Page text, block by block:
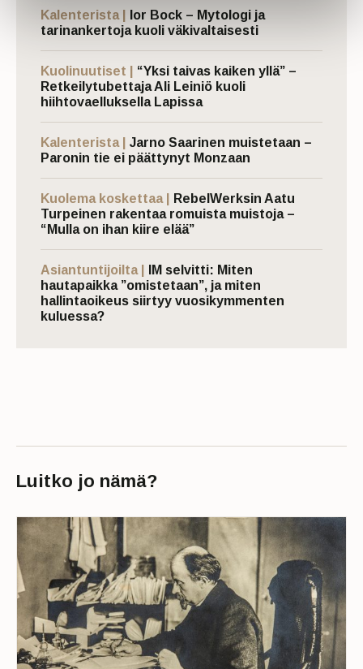
Kalenterista |
Ior Bock – Mytologi ja
tarinankertoja kuoli väkivaltaisesti
Kuolinuutiset |
“Yksi taivas kaiken yllä” –
Retkeilytubettaja Ali Leiniö kuoli
hiihtovaelluksella Lapissa
Kalenterista |
Jarno Saarinen muistetaan –
Paronin tie ei päättynyt Monzaan
Kuolema koskettaa |
RebelWerksin Aatu
Turpeinen rakentaa romuista muistoja –
“Mulla on ihan kiire elää”
Asiantuntijoilta |
IM selvitti: Miten
hautapaikka ”omistetaan”, ja miten
hallintaoikeus siirtyy vuosikymmenten
kuluessa?
Luitko jo nämä?